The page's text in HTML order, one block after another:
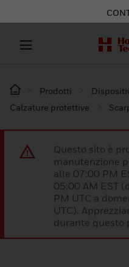
Prodotti
Calzature protettive
Questo sito è
manutenzione
alle 07:00 PM
05:00 AM EST
PM UTC a
UTC).
durante questo